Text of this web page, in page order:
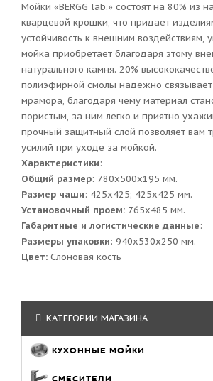
Мойки «BERGG lab.» состоят на 80% из
кварцевой крошки, что придает
устойчивость к внешним воздействиям,
мойка приобретает благодаря этому
натурального камня. 20%
полиэфирной смолы надежно связывает
мрамора, благодаря чему материал
пористым, за ним легко и приятно
прочный защитный слой позволяет вам
усилий при уходе за мойкой.
Характеристики:
Общий размер: 780x500x195 мм.
Размер чаши: 425x425; 425x425 мм.
Установочный проем: 765x485 мм.
Габаритные и логистические данные:
Размеры упаковки: 940x530x250 мм.
Цвет: Слоновая кость
КАТЕГОРИИ МАГАЗИНА
КУХОННЫЕ МОЙКИ